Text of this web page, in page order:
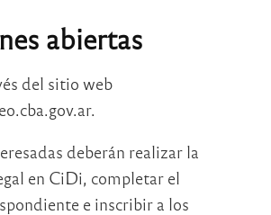
abiertas
del sitio web
deberán realizar la
en CiDi, completar el
e inscribir a los